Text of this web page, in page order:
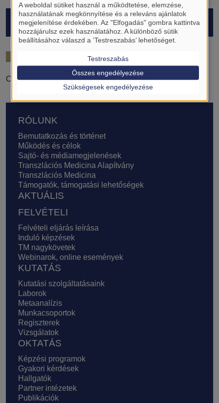
HALLGATÓK
Csendes Barbara
Lábléc
RÓLUNK
Bemutatkozás és történet
Működés és célok
Sajtó- és médiamegjelenések
Transzlációs Medicina Alapítvány
Transzlációs Medicina
Támogatók, támogatási lehetőségek
AKTUÁLIS
FELVÉTELI
Felvételi eljárás leírása
Induló képzések
TM nagykövetek
Webinarok, online események
KUTATÁS
Kutatási szolgáltatásaink
Laborok
Metaanalízis
Munkacsoportok
Regiszterek
Vizsgálatok
OKTATÁS
Képzési programok
Gyakori kérdések
Hallgatók
Partner intézetek
Publikációk
A weboldal sütiket használ a működtetése, elemzése,
használatának megkönnyítése és a releváns ajánlatok
megjelenítése érdekében. Az "Elfogadás" gombra kattintva
hozzájárulsz ezek használatához. A különböző sütik
beállításához válaszd a ’Testreszabás’ lehetőséget.
Testreszabás
Szükségesek engedélyezése
Összes engedélyezése